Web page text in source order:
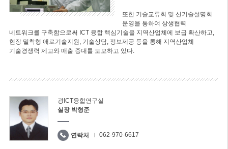
또한 기술교류회 및 신기술설명회
운영을 통하여 상생협력
네트워크를 구축함으로써 ICT 융합 핵심기술을 지역산업체에 보급 확산하고,
현장 밀착형 애로기술지원, 기술상담, 정보제공 등을 통해 지역산업체
기술경쟁력 제고와 매출 증대를 도모하고 있다.
광ICT융합연구실
실장 박형준
연락처 062-970-6617